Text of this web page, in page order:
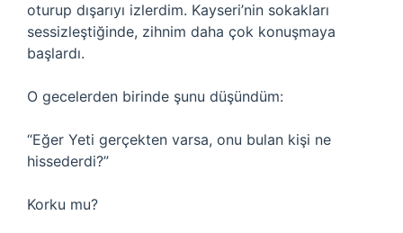
oturup dışarıyı izlerdim. Kayseri’nin sokakları
sessizleştiğinde, zihnim daha çok konuşmaya
başlardı.
O gecelerden birinde şunu düşündüm:
“Eğer Yeti gerçekten varsa, onu bulan kişi ne
hissederdi?”
Korku mu?